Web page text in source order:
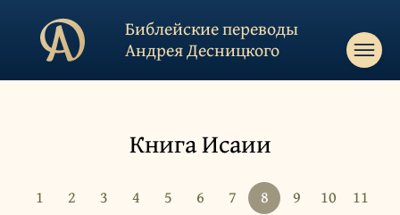
Библейские переводы
Андрея Десницкого
Книга Исаии
1 2 3 4 5 6 7 8 9 10
11